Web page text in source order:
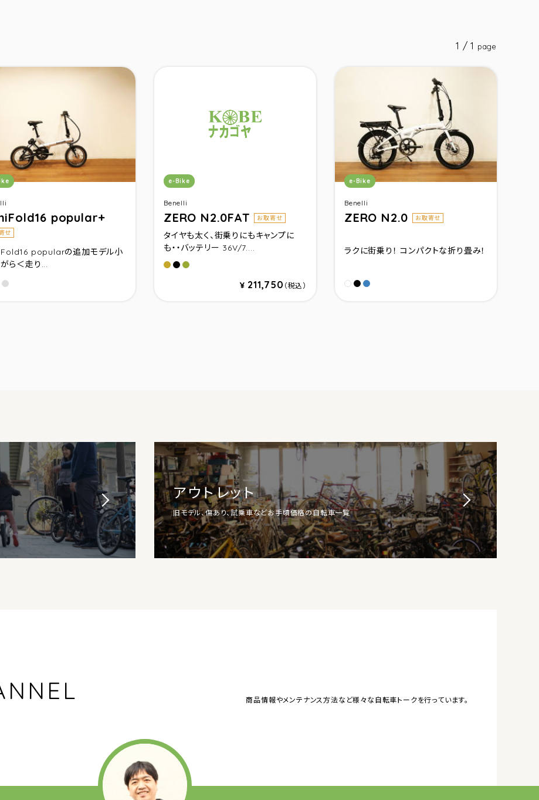
1 / 1 page
popular+
せ
リ：
popularの追加モデル小
ら＜走り...
ックブル－
ミックレッド
コスミックシルバ－
Benelli
ZERO N2.0FAT お取寄せ
カテゴリ：
e-Bike
タイヤも太く、街乗りにもキャンプに
も・・バッテリー 36V/7....
サンドベ－ジュ
マットブラック
ミリタリ－グリ－ン
¥ 211,750 （税込）
Benelli
ZERO N2.0 お取寄せ
カテゴリ：
e-Bike
ラクに街乗り！ コンパクトな折り畳み！
ホワイト
ブラック
スモ－クブル－
アウトレット
旧モデル、傷あり、試乗車などお手頃価格の自転車一覧
商品情報やメンテナンス方法など様々な自転車トークを行っています。